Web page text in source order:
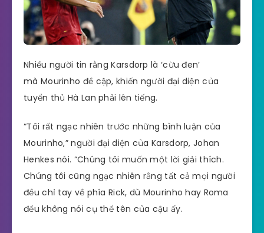
Nhiều người tin rằng Karsdorp là ‘cừu đen’
mà Mourinho đề cập, khiến người đại diện của
tuyển thủ Hà Lan phải lên tiếng.
“Tôi rất ngạc nhiên trước những bình luận của
Mourinho,” người đại diện của Karsdorp, Johan
Henkes nói. “Chúng tôi muốn một lời giải thích.
Chúng tôi cũng ngạc nhiên rằng tất cả mọi người
đều chỉ tay về phía Rick, dù Mourinho hay Roma
đều không nói cụ thể tên của cậu ấy.